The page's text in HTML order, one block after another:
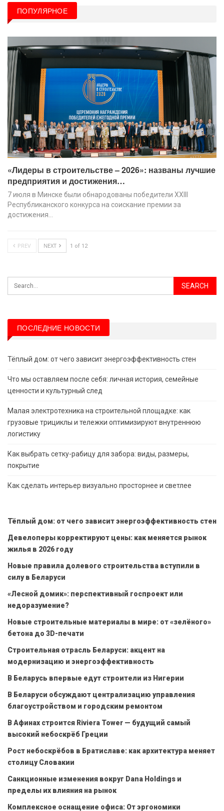
ПОПУЛЯРНОЕ
«Лидеры в строительстве – 2026»: названы лучшие
предприятия и достижения…
7 июля в Минске были обнародованы победители XХIII
Республиканского конкурса на соискание премии за
достижения…
PREV NEXT 1 of 12
ПОСЛЕДНИЕ НОВОСТИ
Тёплый дом: от чего зависит энергоэффективность стен
Что мы оставляем после себя: личная история, семейные
ценности и культурный след
Малая электротехника на строительной площадке: как
грузовые трициклы и тележки оптимизируют внутреннюю
логистику
Как выбрать сетку-рабицу для забора: виды, размеры,
покрытие
Как сделать интерьер визуально просторнее и светлее
Тёплый дом: от чего зависит энергоэффективность стен
Девелоперы корректируют цены: как меняется рынок
жилья в 2026 году
Новые правила долевого строительства вступили в
силу в Беларуси
«Лесной домик»: перспективный госпроект или
недоразумение?
Новые строительные материалы в мире: от «зелёного»
бетона до 3D-печати
Строительная отрасль Беларуси: акцент на
модернизацию и энергоэффективность
В Беларусь впервые едут строители из Нигерии
В Беларуси обсуждают централизацию управления
благоустройством и городским ремонтом
В Афинах строится Riviera Tower — будущий самый
высокий небоскрёб Греции
Рост небоскрёбов в Братиславе: как архитектура меняет
столицу Словакии
Санкционные изменения вокруг Dana Holdings и
пределы их влияния на рынок
Комплексное оснащение офиса: От эргономики